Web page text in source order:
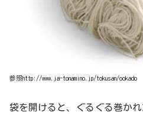
参照http://www.ja-tonamino.jp/tokusan/ookado
袋を開けると、ぐるぐる巻か